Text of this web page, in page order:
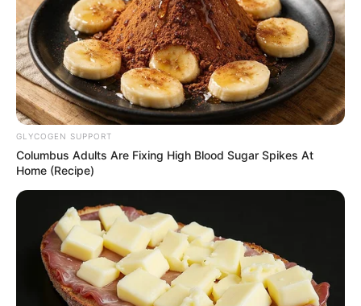
“A nővéreimmel beöltöztünk.”